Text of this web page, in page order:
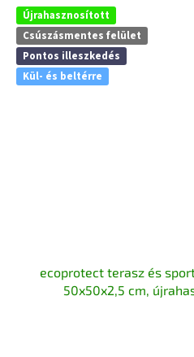
Újrahasznosított
Csúszásmentes felület
Pontos illeszkedés
Kül- és beltérre
ecoprotect terasz és
50x50x2,5 cm,